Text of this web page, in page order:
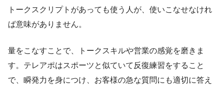
トークスクリプトがあっても使う人が、使いこなせなけれ
ば意味がありません。
量をこなすことで、トークスキルや営業の感覚を磨きま
す。テレアポはスポーツと似ていて反復練習をすること
で、瞬発力を身につけ、お客様の急な質問にも適切に答え